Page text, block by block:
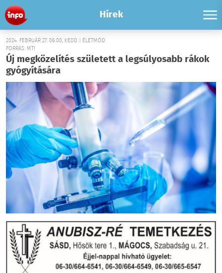
Hírek
2024. FEBRUÁR 27. 06:00, KEDD | ÉLETMÓD
FORRÁS: MTI
Új megközelítés született a legsúlyosabb rákok
gyógyítására